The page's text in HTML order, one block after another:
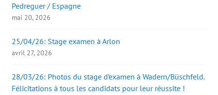
Pedreguer / Espagne
mai 20, 2026
25/04/26: Stage examen à Arlon
avril 27, 2026
28/03/26: Photos du stage d’examen à Wadern/Büschfeld.
Félicitations à tous les candidats pour leur réussite !